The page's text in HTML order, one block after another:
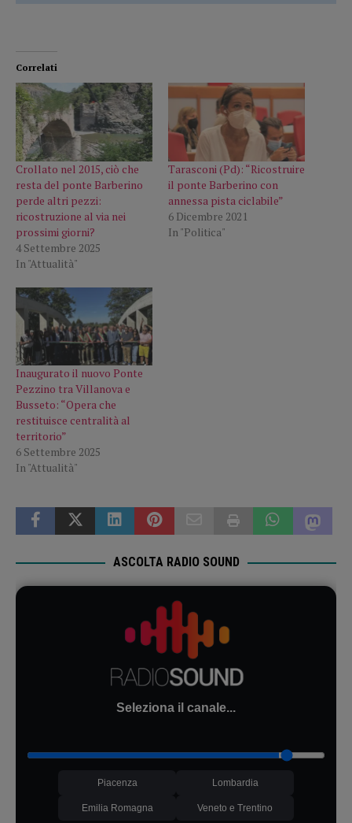
Correlati
Crollato nel 2015, ciò che
resta del ponte Barberino
perde altri pezzi:
ricostruzione al via nei
prossimi giorni?
4 Settembre 2025
In "Attualità"
Tarasconi (Pd): “Ricostruire
il ponte Barberino con
annessa pista ciclabile”
6 Dicembre 2021
In "Politica"
Inaugurato il nuovo Ponte
Pezzino tra Villanova e
Busseto: “Opera che
restituisce centralità al
territorio”
6 Settembre 2025
In "Attualità"
ASCOLTA RADIO SOUND
Seleziona il canale...
Piacenza Lombardia
Emilia Romagna Veneto e Trentino